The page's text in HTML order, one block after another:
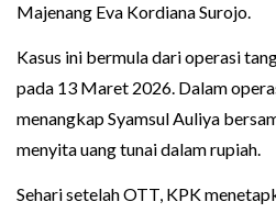
Majenang Eva Kordiana Surojo.
Kasus ini bermula dari operasi
pada 13 Maret 2026. Dalam
menangkap Syamsul Auliya
menyita uang tunai dalam rupiah.
Sehari setelah OTT, KPK